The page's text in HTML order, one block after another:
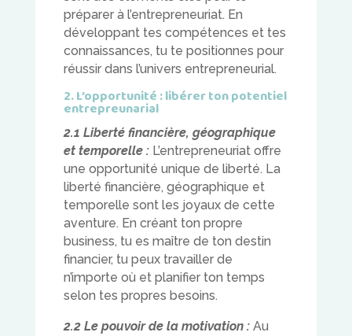
préparer à l’entrepreneuriat. En
développant tes compétences et tes
connaissances, tu te positionnes pour
réussir dans l’univers entrepreneurial.
2. L’opportunité : libérer ton potentiel
entrepreunarial
2.1 Liberté financière, géographique
et temporelle : L’entrepreneuriat offre
une opportunité unique de liberté. La
liberté financière, géographique et
temporelle sont les joyaux de cette
aventure. En créant ton propre
business, tu es maître de ton destin
financier, tu peux travailler de
n’importe où et planifier ton temps
selon tes propres besoins.
2.2 Le pouvoir de la motivation : Au